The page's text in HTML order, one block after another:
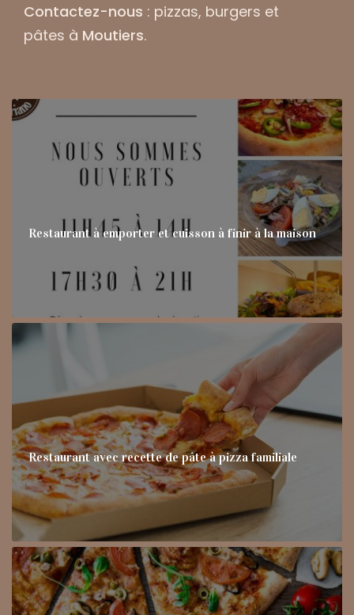
Contactez-nous : pizzas, burgers et
pâtes à Moutiers.
Restaurant à emporter et cuisson à finir à la maison
Restaurant avec recette de pâte à pizza familiale